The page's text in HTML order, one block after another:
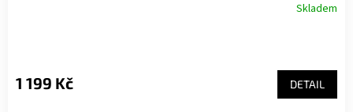
Skladem
1 199 Kč DETAIL